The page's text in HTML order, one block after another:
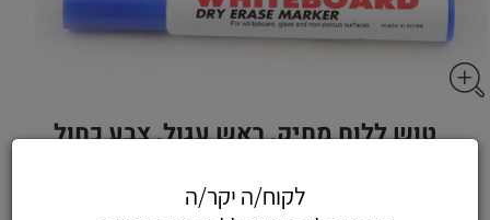
טוש ללוח מחיק, ראש עגול, צבע כחול
לקוח/ה יקר/ה